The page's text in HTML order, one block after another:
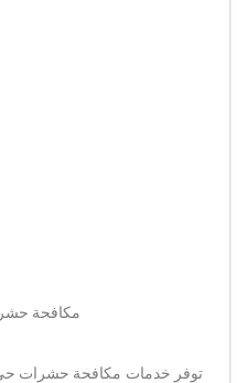
مكافحة
توفر خدمات مكافحة حشرات